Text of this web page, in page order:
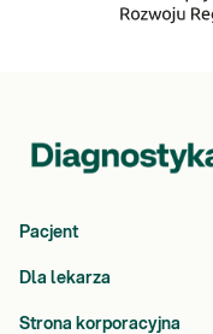
Pacjent
Dla lekarza
Strona korporacyjna